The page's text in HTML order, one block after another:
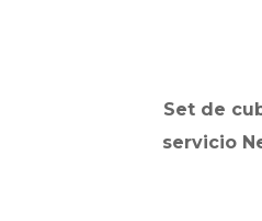
Set de
servicio